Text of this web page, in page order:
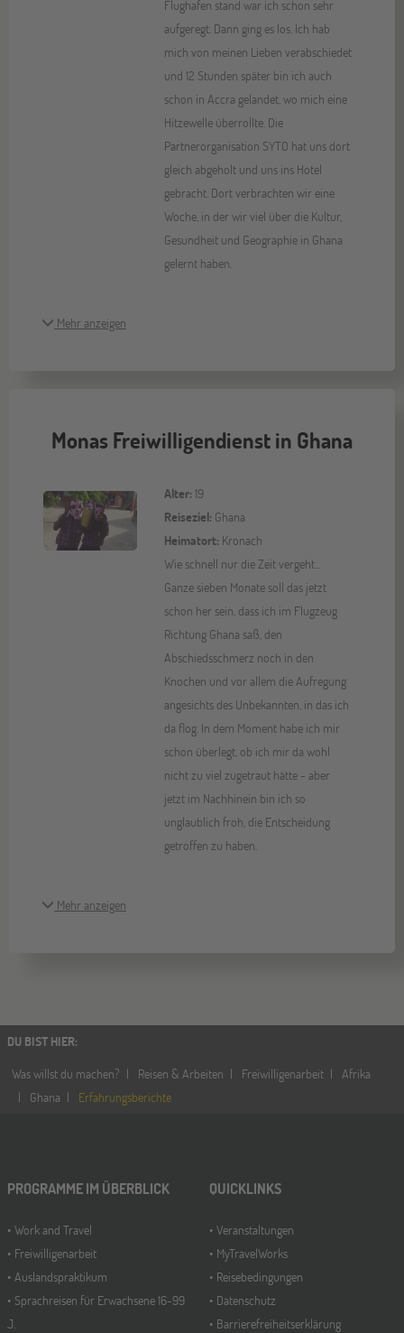
Flughafen stand war ich schon sehr
aufgeregt. Dann ging es los. Ich hab
mich von meinen Lieben verabschiedet
und 12 Stunden später bin ich auch
schon in Accra gelandet, wo mich eine
Hitzewelle überrollte. Die
Partnerorganisation SYTO hat uns dort
gleich abgeholt und uns ins Hotel
gebracht. Dort verbrachten wir eine
Woche, in der wir viel über die Kultur,
Gesundheit und Geographie in Ghana
gelernt haben.
Mehr anzeigen
Monas Freiwilligendienst in Ghana
Alter: 19
Reiseziel: Ghana
Heimatort: Kronach
Wie schnell nur die Zeit vergeht...
Ganze sieben Monate soll das jetzt
schon her sein, dass ich im Flugzeug
Richtung Ghana saß, den
Abschiedsschmerz noch in den
Knochen und vor allem die Aufregung
angesichts des Unbekannten, in das ich
da flog. In dem Moment habe ich mir
schon überlegt, ob ich mir da wohl
nicht zu viel zugetraut hätte - aber
jetzt im Nachhinein bin ich so
unglaublich froh, die Entscheidung
getroffen zu haben.
Mehr anzeigen
DU BIST HIER:
Was willst du machen?
Reisen & Arbeiten Freiwilligenarbeit
Afrika
Ghana
Erfahrungsberichte
PROGRAMME IM ÜBERBLICK
Work and Travel
Freiwilligenarbeit
Auslandspraktikum
Sprachreisen für Erwachsene 16-99
J.
QUICKLINKS
Veranstaltungen
MyTravelWorks
Reisebedingungen
Datenschutz
Barrierefreiheitserklärung